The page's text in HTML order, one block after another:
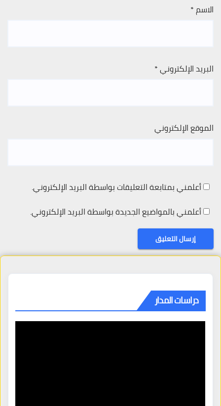
الاسم*
البريد الإلكتروني*
الموقع الإلكتروني
أعلمني بمتابعة التعليقات بواسطة البريد الإلكتروني.
أعلمني بالمواضيع الجديدة بواسطة البريد الإلكتروني.
دراسات المدار